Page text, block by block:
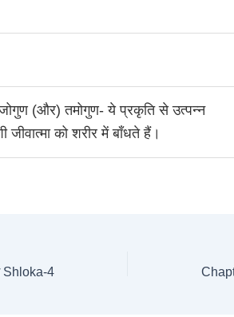
(और) तमोगुण- ये प्रकृति से उत्पन्न
जीवात्मा को शरीर में बाँधते हैं।
Shloka-4